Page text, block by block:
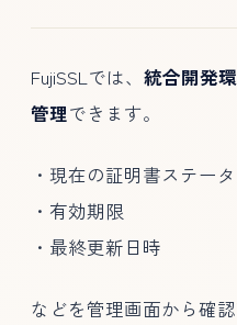
FujiSSLでは、 統合開発
管理できます。
・現在の証明書ステー
・有効期限
・最終更新日時
などを管理画面から確認